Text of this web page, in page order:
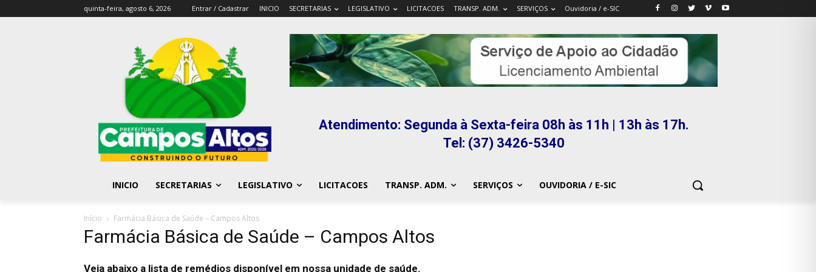
quinta-feira, agosto 6, 2026 Entrar / Cadastrar INICIO SECRETARIAS LEGISLATIVO LICITACOES TRANSP. ADM. SERVIÇOS Ouvidoria / e-SIC
Atendimento: Segunda à Sexta-feira 08h às 11h | 13h às 17h.
Tel: (37) 3426-5340
INICIO SECRETARIAS LEGISLATIVO LICITACOES TRANSP. ADM. SERVIÇOS OUVIDORIA / E-SIC
Início Farmácia Básica de Saúde – Campos Altos
Farmácia Básica de Saúde – Campos Altos
Veja abaixo a lista de remédios disponível em nossa unidade de saúde.